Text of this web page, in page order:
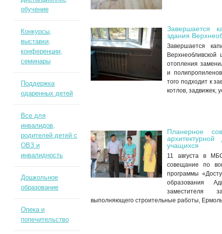
Завершается
здания
Завершается
отопления
и
того подходит к
котлов, задвижек,
Планерное
учащихся
11 августа в
совещание по
программы
образования
заместителя
выполняющего строительные работы,
обучение
Конкурсы,
выставки,
конференции,
семинары
Поддержка
одаренных детей
Все для
инвалидов,
родителей детей с
ОВЗ и
инвалидность
Дошкольное
образование
Опека и
попечительство